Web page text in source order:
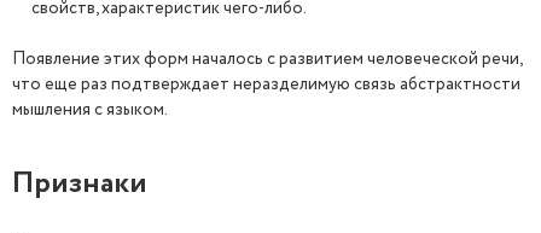
свойств, характеристик чего-либо.
Появление этих форм началось с развитием человеческой речи,
что еще раз подтверждает неразделимую связь абстрактности
мышления с языком.
Признаки